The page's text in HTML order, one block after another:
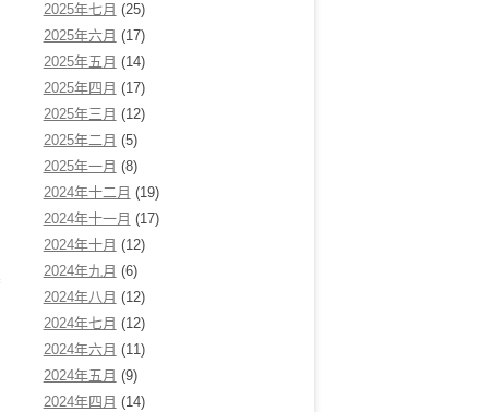
2025年七月 (25)
2025年六月 (17)
2025年五月 (14)
2025年四月 (17)
2025年三月 (12)
2025年二月 (5)
2025年一月 (8)
2024年十二月 (19)
2024年十一月 (17)
2024年十月 (12)
2024年九月 (6)
2024年八月 (12)
2024年七月 (12)
2024年六月 (11)
2024年五月 (9)
2024年四月 (14)